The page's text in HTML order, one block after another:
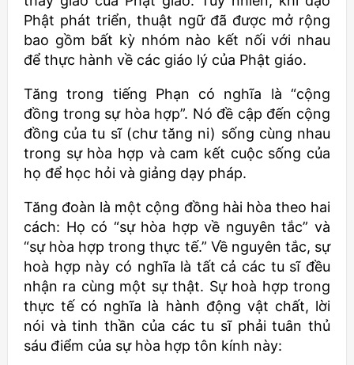
Phật phát triển, thuật ngữ đã được mở rộng
bao gồm bất kỳ nhóm nào kết nối với nhau
để thực hành về các giáo lý của Phật giáo.
Tăng trong tiếng Phạn có nghĩa là “cộng
đồng trong sự hòa hợp”. Nó đề cập đến cộng
đồng của tu sĩ (chư tăng ni) sống cùng nhau
trong sự hòa hợp và cam kết cuộc sống của
họ để học hỏi và giảng dạy pháp.
Tăng đoàn là một cộng đồng hài hòa theo hai
cách: Họ có “sự hòa hợp về nguyên tắc” và
“sự hòa hợp trong thực tế.” Về nguyên tắc, sự
hoà hợp này có nghĩa là tất cả các tu sĩ đều
nhận ra cùng một sự thật. Sự hoà hợp trong
thực tế có nghĩa là hành động vật chất, lời
nói và tinh thần của các tu sĩ phải tuân thủ
sáu điểm của sự hòa hợp tôn kính này: